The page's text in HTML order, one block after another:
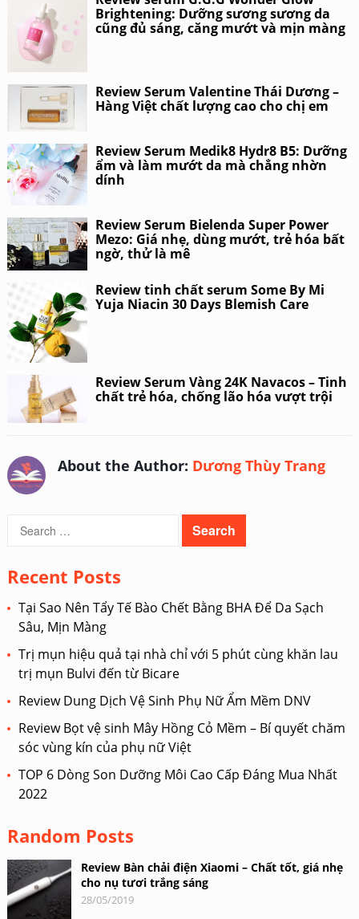
Brightening: Dưỡng sương sương da
cũng đủ sáng, căng mướt và mịn màng
Review Serum Valentine Thái Dương –
Hàng Việt chất lượng cao cho chị em
Review Serum Medik8 Hydr8 B5: Dưỡng
ẩm và làm mướt da mà chẳng nhờn
dính
Review Serum Bielenda Super Power
Mezo: Giá nhẹ, dùng mướt, trẻ hóa bất
ngờ, thử là mê
Review tinh chất serum Some By Mi
Yuja Niacin 30 Days Blemish Care
Review Serum Vàng 24K Navacos – Tinh
chất trẻ hóa, chống lão hóa vượt trội
About the Author: Dương Thùy Trang
Search
Recent Posts
Tại Sao Nên Tẩy Tế Bào Chết Bằng BHA Để Da Sạch
Sâu, Mịn Màng
Trị mụn hiệu quả tại nhà chỉ với 5 phút cùng khăn lau
trị mụn Bulvi đến từ Bicare
Review Dung Dịch Vệ Sinh Phụ Nữ Ẩm Mềm DNV
Review Bọt vệ sinh Mây Hồng Cỏ Mềm – Bí quyết chăm
sóc vùng kín của phụ nữ Việt
TOP 6 Dòng Son Dưỡng Môi Cao Cấp Đáng Mua Nhất
2022
Random Posts
Review Bàn chải điện Xiaomi – Chất tốt, giá nhẹ
cho nụ tươi trắng sáng
28/05/2019